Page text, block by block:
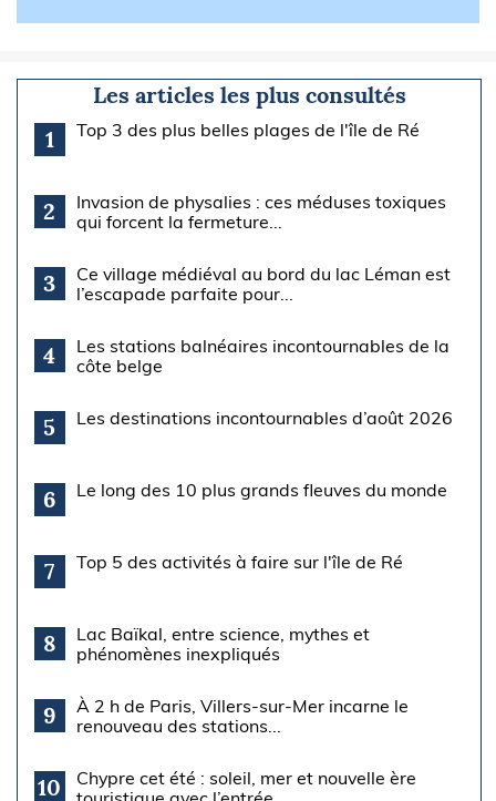
Les articles les plus consultés
1
Top 3 des plus belles plages de l'île de Ré
2
Invasion de physalies : ces méduses toxiques
qui forcent la fermeture...
3
Ce village médiéval au bord du lac Léman est
l’escapade parfaite pour...
4
Les stations balnéaires incontournables de la
côte belge
5 Les destinations incontournables d’août 2026
6 Le long des 10 plus grands fleuves du monde
7 Top 5 des activités à faire sur l'île de Ré
8
Lac Baïkal, entre science, mythes et
phénomènes inexpliqués
9
À 2 h de Paris, Villers-sur-Mer incarne le
renouveau des stations...
10
Chypre cet été : soleil, mer et nouvelle ère